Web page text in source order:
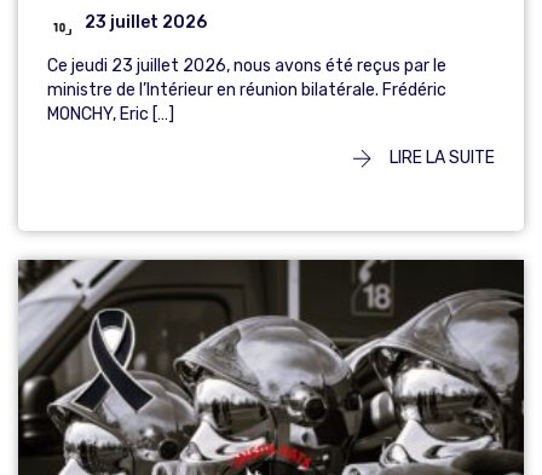
23 juillet 2026
Ce jeudi 23 juillet 2026, nous avons été reçus par le
ministre de l’Intérieur en réunion bilatérale. Frédéric
MONCHY, Eric […]
LIRE LA SUITE